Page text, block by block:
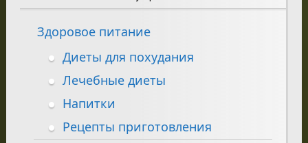
Здоровое питание
Диеты для похудания
Лечебные диеты
Напитки
Рецепты приготовления